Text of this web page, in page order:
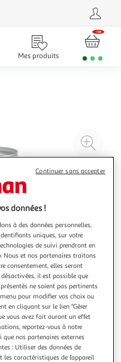
Mes produits
à
données !
à des données personnelles,
uniques, sur votre
de suivi prendront en
Nous et nos partenaires traitons
consentement, elles seront
il est possible que
ne soient pas pertinents
pour modifier vos choix ou
en cliquant sur le lien "Gérer
vous avez fait auront un effet
reportez-vous à notre
nos partenaires externes
: Utiliser des données de
caractéristiques de l’appareil
Continuer sans accepter